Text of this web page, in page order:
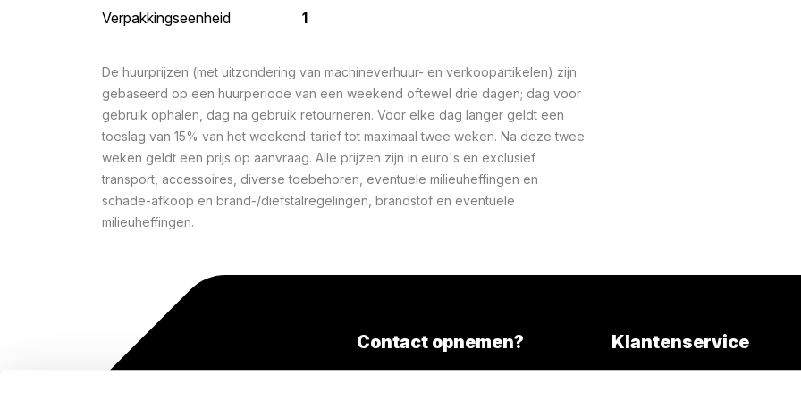
Verpakkingseenheid 1
De huurprijzen (met uitzondering van machineverhuur- en verkoopartikelen) zijn
gebaseerd op een huurperiode van een weekend oftewel drie dagen; dag voor
gebruik ophalen, dag na gebruik retourneren. Voor elke dag langer geldt een
toeslag van 15% van het weekend-tarief tot maximaal twee weken. Na deze twee
weken geldt een prijs op aanvraag. Alle prijzen zijn in euro's en exclusief
transport, accessoires, diverse toebehoren, eventuele milieuheffingen en
schade-afkoop en brand-/diefstalregelingen, brandstof en eventuele
milieuheffingen.
Contact opnemen? Klantenservice